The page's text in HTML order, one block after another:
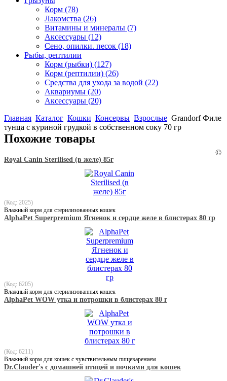
Корм (78)
Лакомства (26)
Витамины и минералы (7)
Аксессуары (12)
Сено, опилки. песок (18)
Рыбы, рептилии
Корм (рыбки) (127)
Корм (рептилии) (26)
Средства для ухода за водой (22)
Аквариумы (20)
Аксессуары (20)
Главная Каталог Кошки Консервы Взрослые Grandorf Филе
тунца с куриной грудкой в собственном соку 70 гр
Похожие товары
Royal Canin Sterilised (в желе) 85г
(Код: 2025)
Влажный корм для стерилизованных кошек
AlphaPet Superpremium Ягненок и сердце желе в блистерах 80 гр
(Код: 6205)
Влажный корм для стерилизованных кошек
AlphaPet WOW утка и потрошки в блистерах 80 г
(Код: 6211)
Влажный корм для кошек с чувствительным пищеварением
Dr.Clauder's с домашней птицей и почками для кошек
©